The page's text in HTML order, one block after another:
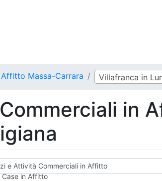
Massa-Carrara Villafranca in
in
e Attività Commerciali in Affitto
Case in Affitto